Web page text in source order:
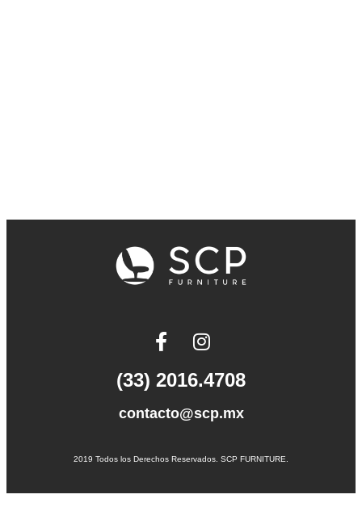
(33) 2016.4708
contacto@scp.mx
2019 Todos los Derechos Reservados. SCP FURNITURE.